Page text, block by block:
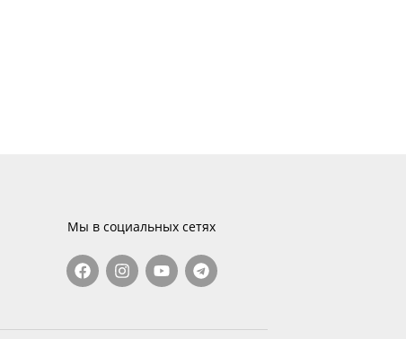
Мы в социальных сетях